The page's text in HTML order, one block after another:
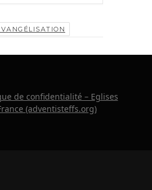
de confidentialité – Eglises
(adventisteffs.org)